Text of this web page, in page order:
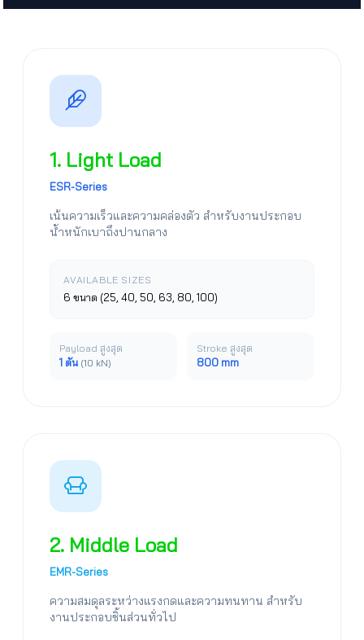
1. Light Load
ESR-Series
เน้นความเร็วและความคล่องตัว สำหรับงานประกอบ
น้ำหนักเบาถึงปานกลาง
AVAILABLE SIZES
6 ขนาด (25, 40, 50, 63, 80, 100)
Payload สูงสุด
1 ตัน (10 kN)
Stroke สูงสุด
800 mm
2. Middle Load
EMR-Series
ความสมดุลระหว่างแรงกดและความทนทาน สำหรับ
งานประกอบชิ้นส่วนทั่วไป